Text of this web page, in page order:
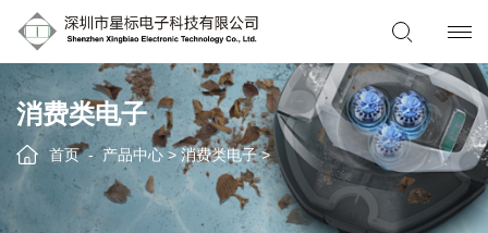
消费类电子
首页 产品中心 > 消费类电子>